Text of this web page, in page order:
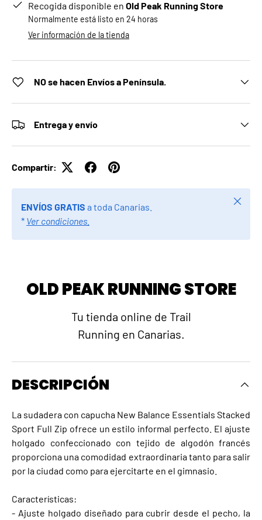
Recogida disponible en Old Peak Running Store
Normalmente está listo en 24 horas
Ver información de la tienda
NO se hacen Envíos a Península.
Entrega y envío
Compartir:
ENVÍOS GRATIS a toda Canarias.
* Ver condiciones.
Cerrar
OLD PEAK RUNNING STORE
Tu tienda online de Trail
Running en Canarias.
DESCRIPCIÓN
La sudadera con capucha New Balance Essentials Stacked
Sport Full Zip ofrece un estilo informal perfecto. El ajuste
holgado confeccionado con tejido de algodón francés
proporciona una comodidad extraordinaria tanto para salir
por la ciudad como para ejercitarte en el gimnasio.
Características:
- Ajuste holgado diseñado para cubrir desde el pecho, la